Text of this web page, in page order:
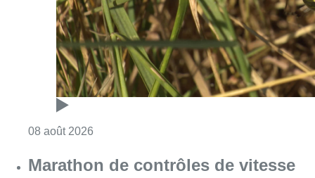
08 août 2026
Marathon de contrôles de vitesse